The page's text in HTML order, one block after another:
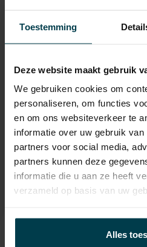
Toestemming
Deze website maakt gebruik
We gebruiken cookies om
personaliseren, om functies
en om ons websiteverkeer te
informatie over uw gebruik
partners voor social media,
partners kunnen deze
informatie die u aan ze heeft
verzameld op basis van uw
Alles
Onderhoudsboekje
Bijtelling
22 %
Energielabel
Gemiddeld verbruik
8.2
Wegenbelasting min
€
Contact informatie